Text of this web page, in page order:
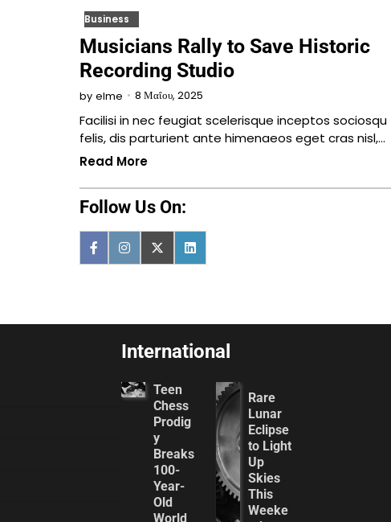
Business
Musicians Rally to Save Historic
Recording Studio
by elme 8 Μαΐου, 2025
Facilisi in nec feugiat scelerisque inceptos sociosqu
felis, dis parturient ante himenaeos eget cras nisl,…
Read More
Follow Us On:
International
Teen
Chess
Prodig
y
Breaks
100-
Year-
Old
World
Rare
Lunar
Eclipse
to Light
Up
Skies
This
Weeke